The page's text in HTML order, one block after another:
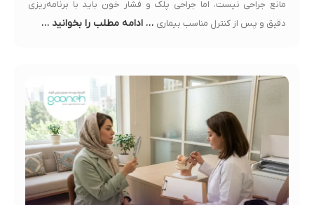
مانع جراحی نیست، اما جراحی پلک و فشار خون باید با برنامه‌ریزی
دقیق و پس از کنترل مناسب بیماری … ادامه مطلب را بخوانید …